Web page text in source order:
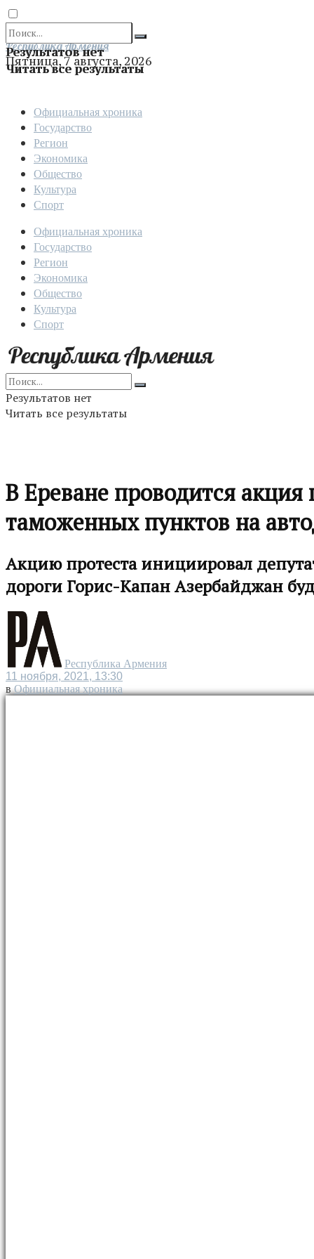
Результатов нет
Читать все результаты
Отправить
Республика Армения
Пятница, 7 августа, 2026
Официальная хроника
Государство
Регион
Экономика
Общество
Культура
Спорт
Официальная хроника
Государство
Регион
Экономика
Общество
Культура
Спорт
Результатов нет
Читать все результаты
В Ереване проводится акция
таможенных пунктов на
Акцию протеста инициировал
дороги Горис-Капан Азербайджан
Республика Армения
11 ноября, 2021, 13:30
в Официальная хроника